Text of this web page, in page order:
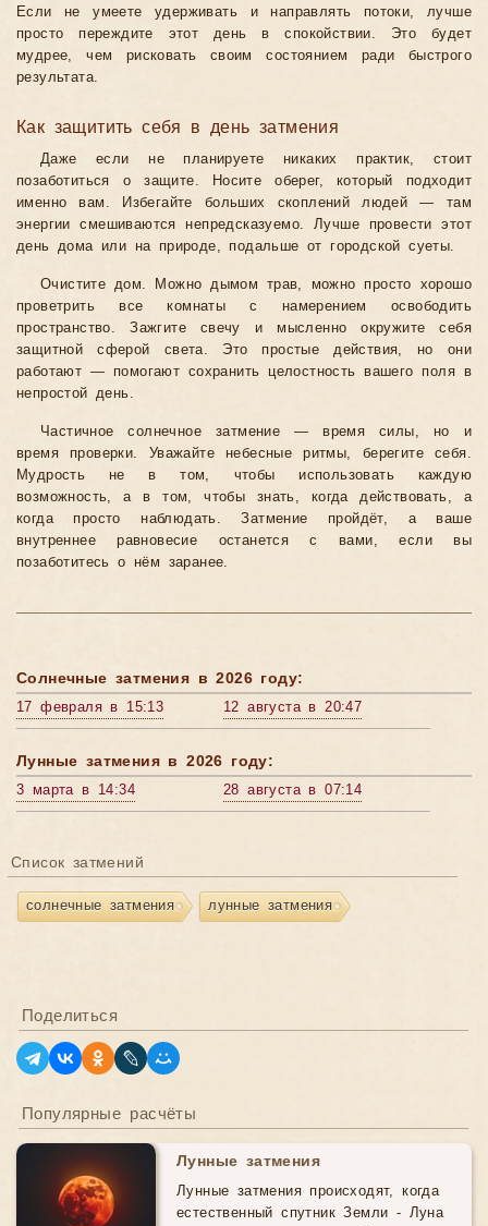
Если не умеете удерживать и направлять потоки, лучше
просто переждите этот день в спокойствии. Это будет
мудрее, чем рисковать своим состоянием ради быстрого
результата.
Как защитить себя в день затмения
Даже если не планируете никаких практик, стоит
позаботиться о защите. Носите оберег, который подходит
именно вам. Избегайте больших скоплений людей — там
энергии смешиваются непредсказуемо. Лучше провести этот
день дома или на природе, подальше от городской суеты.
Очистите дом. Можно дымом трав, можно просто хорошо
проветрить все комнаты с намерением освободить
пространство. Зажгите свечу и мысленно окружите себя
защитной сферой света. Это простые действия, но они
работают — помогают сохранить целостность вашего поля в
непростой день.
Частичное солнечное затмение — время силы, но и
время проверки. Уважайте небесные ритмы, берегите себя.
Мудрость не в том, чтобы использовать каждую
возможность, а в том, чтобы знать, когда действовать, а
когда просто наблюдать. Затмение пройдёт, а ваше
внутреннее равновесие останется с вами, если вы
позаботитесь о нём заранее.
Солнечные затмения в 2026 году:
17 февраля в 15:13 12 августа в 20:47
Лунные затмения в 2026 году:
3 марта в 14:34 28 августа в 07:14
Список затмений
солнечные затмения лунные затмения
Поделиться
Популярные расчёты
Лунные затмения
Лунные затмения происходят, когда
естественный спутник Земли - Луна